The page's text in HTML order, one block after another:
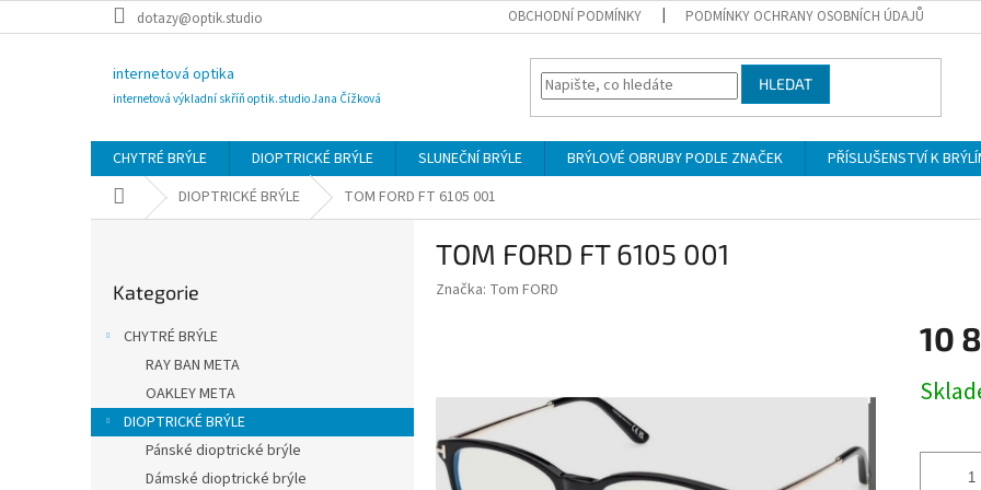
na
dotazy@optik.studio OBCHODNÍ PODMÍNKY PODMÍNKY OCHRANY OSOBNÍCH ÚDAJŮ
internetová optika
internetová výkladní skříň optik.studio Jana Čížková
HLEDAT
CHYTRÉ BRÝLE DIOPTRICKÉ BRÝLE SLUNEČNÍ BRÝLE BRÝLOVÉ OBRUBY PODLE ZNAČEK PŘÍSLUŠENSTVÍ K
Domů DIOPTRICKÉ BRÝLE TOM FORD FT 6105 001
kategorie
Kategorie
CHYTRÉ BRÝLE
RAY BAN META
OAKLEY META
DIOPTRICKÉ BRÝLE
Pánské dioptrické brýle
Dámské dioptrické brýle
TOM FORD FT 6105 001
Značka: Tom FORD
10
cena: